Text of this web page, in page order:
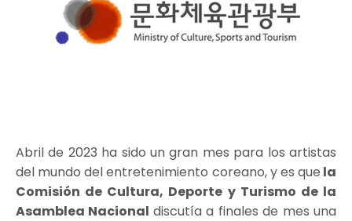
Abril de 2023 ha sido un gran mes para los artistas
del mundo del entretenimiento coreano, y es que la
Comisión de Cultura, Deporte y Turismo de la
Asamblea Nacional discutía a finales de mes una